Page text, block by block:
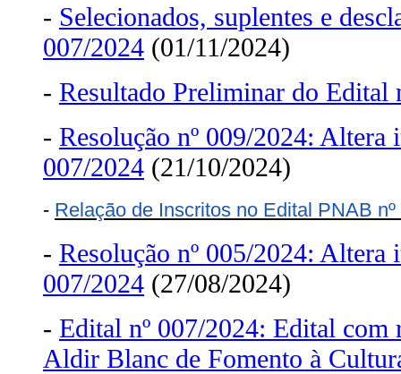
- Selecionados, suplentes e
007/2024 (01/11/2024)
- Resultado Preliminar do Edital
- Resolução nº 009/2024: Altera
007/2024 (21/10/2024)
- Relação de Inscritos no Edital PNAB
- Resolução nº 005/2024: Altera
007/2024 (27/08/2024)
- Edital nº 007/2024: Edital
Aldir Blanc de Fomento à